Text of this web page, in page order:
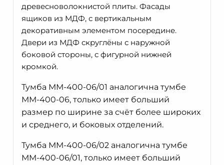
древесноволокнистой плиты. Фасады
ящиков из МДФ, с вертикальным
декоративным элементом посередине.
Двери из МДФ скруглёны с наружной
боковой стороны, с фигурной нижней
кромкой.
Тумба ММ-400-06/01 аналогична тумбе
ММ-400-06, только имеет больший
размер по ширине за счёт более широких
и среднего, и боковых отделений.
Тумба ММ-400-06/02 аналогична тумбе
ММ-400-06/01, только имеет больший